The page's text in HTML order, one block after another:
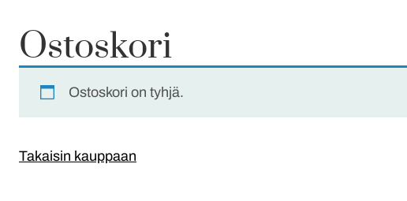
Ostoskori
Ostoskori on tyhjä.
Takaisin kauppaan